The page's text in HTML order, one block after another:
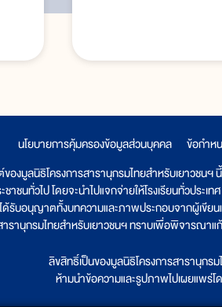
นโยบายการคุ้มครองข้อมูลส่วนบุคคล
ข้อกำห
องมูลนิธิโครงการสารานุกรมไทยสำหรับเยาวช
ชาชนทั่วไป โดยจะนำไปแจกจ่ายให้โรงเรียนทั่วป
รับอนุญาตทั้งบทความและภาพประกอบจากผู้เขียน
รานุกรมไทยสำหรับเยาวชนฯ ทราบเพื่อพิจารณา
ลิขสิทธิ์เป็นของมูลนิธิโครงการสารานุกร
ห้ามนำข้อความและรูปภาพไปเผยแพร่